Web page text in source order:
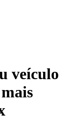
veículo